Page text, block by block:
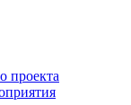
проекта